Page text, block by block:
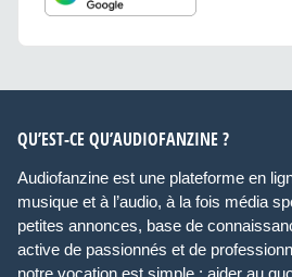
QU’EST-CE QU’AUDIOFANZINE ?
Audiofanzine est une plateforme en
musique et à l’audio, à la fois média
petites annonces, base de
active de passionnés et de
notre vocation est simple : aider au